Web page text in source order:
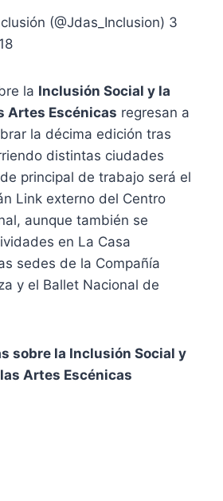
(@Jdas_Inclusion) 3
la Inclusión Social y la
Artes Escénicas regresan a
la décima edición tras
distintas ciudades
principal de trabajo será el
Link externo del Centro
aunque también se
en La Casa
sedes de la Compañía
y el Ballet Nacional de
sobre la Inclusión Social y
Artes Escénicas